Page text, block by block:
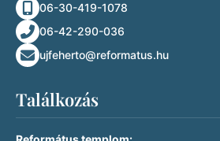
06-30-419-1078
06-42-290-036
ujfeherto@reformatus.hu
Találkozás